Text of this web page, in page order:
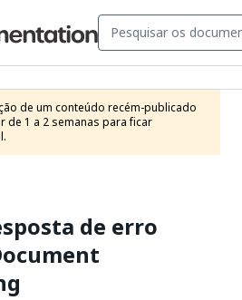
de um conteúdo recém-publicado
de 1 a 2 semanas para ficar
de erro